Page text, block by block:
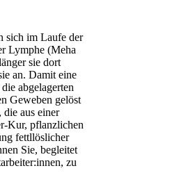
sich im Laufe der
Lymphe (Meha
sie dort
an. Damit eine
abgelagerten
Geweben gelöst
aus einer
Kur, pflanzlichen
fettllöslicher
Sie, begleitet
zu